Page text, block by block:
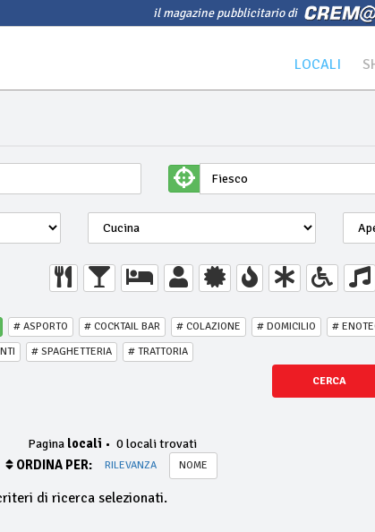
il magazine pubblicitario di
LOCALI
# ASPORTO # COCKTAIL BAR # COLAZIONE # DOMICILIO #
# SPAGHETTERIA # TRATTORIA
CERCA
Pagina locali • 0 locali trovati
ORDINA PER:
RILEVANZA NOME
di ricerca selezionati.